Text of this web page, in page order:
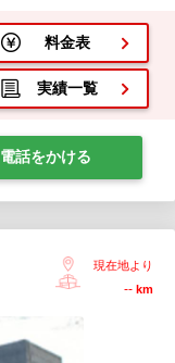
料金表
実績一覧
電話をかける
現在地より
-- km